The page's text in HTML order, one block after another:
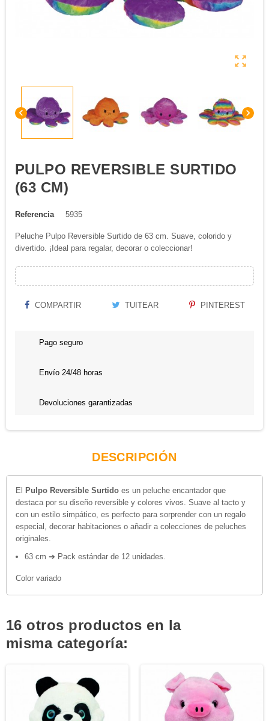

 
PULPO REVERSIBLE SURTIDO
(63 CM)
Referencia 5935
Peluche Pulpo Reversible Surtido de 63 cm. Suave, colorido y
divertido. ¡Ideal para regalar, decorar o coleccionar!
COMPARTIR TUITEAR PINTEREST
Pago seguro
Envío 24/48 horas
Devoluciones garantizadas
DESCRIPCIÓN
El Pulpo Reversible Surtido es un peluche encantador que
destaca por su diseño reversible y colores vivos. Suave al tacto y
con un estilo simpático, es perfecto para sorprender con un regalo
especial, decorar habitaciones o añadir a colecciones de peluches
originales.
63 cm ➔ Pack estándar de 12 unidades.
Color variado
16 otros productos en la
misma categoría: